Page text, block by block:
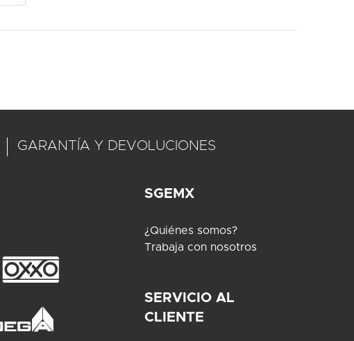
GARANTÍA Y DEVOLUCIONES
SGEMX
¿Quiénes somos?
Trabaja con nosotros
SERVICIO AL
CLIENTE